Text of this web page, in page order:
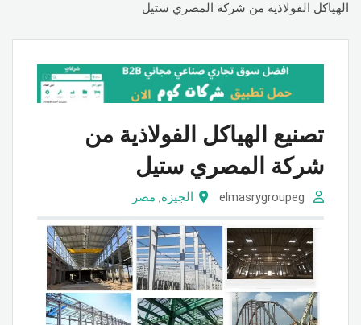
الهياكل الفولاذية من شركة المصري ستيل
تصنيع الهياكل الفولاذية من
شركة المصري ستيل
الجيزة, مصر